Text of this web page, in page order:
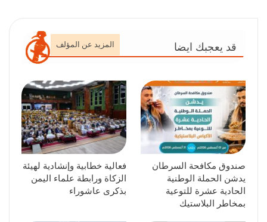
قد يعجبك ايضا المزيد عن المؤلف
صندوق مكافحة السرطان
يدشن الحملة الوطنية
الحادية عشرة للتوعية
بمخاطر البلاستيك
فعالية خطابية وإنشادية لهيئة
الزكاة ورابطة علماء اليمن
بذكرى عاشوراء